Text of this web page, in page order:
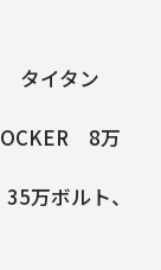
タイタン
8万
万ボルト、